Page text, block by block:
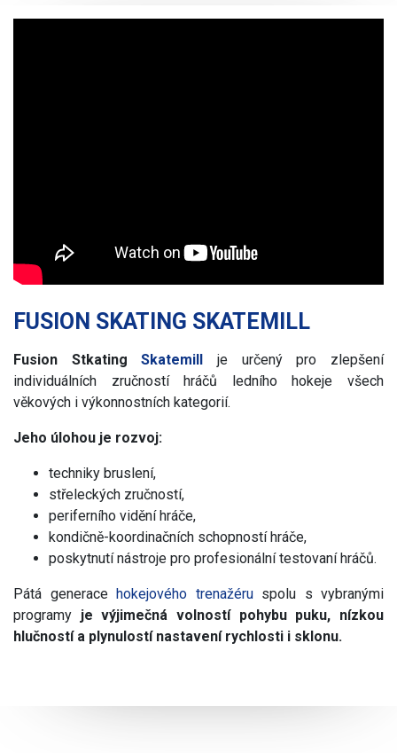
FUSION SKATING SKATEMILL
Fusion StkatingSkatemill je určený pro zlepšení
individuálních zručností hráčů ledního hokeje všech
věkových i výkonnostních kategorií.
Jeho úlohou je rozvoj:
techniky bruslení,
střeleckých zručností,
periferního vidění hráče,
kondičně-koordinačních schopností hráče,
poskytnutí nástroje pro profesionální testovaní hráčů.
Pátá generace hokejového trenažéruspolu s vybranými
programy je výjimečná volností pohybu puku, nízkou
hlučností a plynulostí nastavení rychlosti i sklonu.